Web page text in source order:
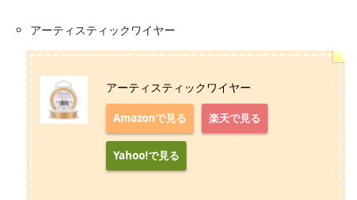
アーティスティックワイヤー
アーティスティックワイヤー
Amazonで見る 楽天で見る
Yahoo!で見る